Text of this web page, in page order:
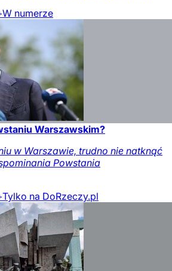
W numerze
Warszawskim?
w Warszawie, trudno nie natknąć
Powstania
Tylko na DoRzeczy.pl